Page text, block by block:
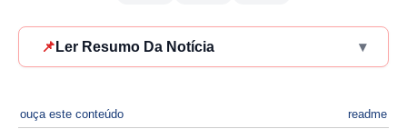
📌 Ler Resumo Da Notícia ▾
ouça este conteúdo readme